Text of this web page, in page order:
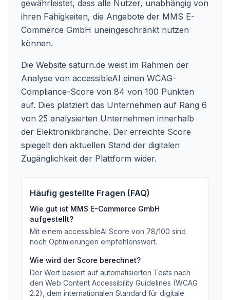
gewährleistet, dass alle Nutzer, unabhängig von
ihren Fähigkeiten, die Angebote der MMS E-
Commerce GmbH uneingeschränkt nutzen
können.
Die Website saturn.de weist im Rahmen der
Analyse von accessibleAI einen WCAG-
Compliance-Score von 84 von 100 Punkten
auf. Dies platziert das Unternehmen auf Rang 6
von 25 analysierten Unternehmen innerhalb
der Elektronikbranche. Der erreichte Score
spiegelt den aktuellen Stand der digitalen
Zugänglichkeit der Plattform wider.
Häufig gestellte Fragen (FAQ)
Wie gut ist MMS E-Commerce GmbH
aufgestellt?
Mit einem accessibleAI Score von 78/100 sind
noch Optimierungen empfehlenswert.
Wie wird der Score berechnet?
Der Wert basiert auf automatisierten Tests nach
den Web Content Accessibility Guidelines (WCAG
2.2), dem internationalen Standard für digitale